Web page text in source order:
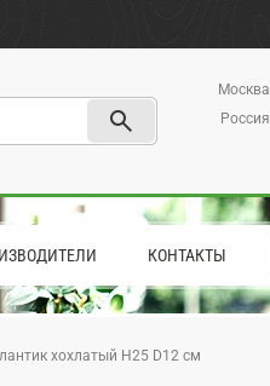
search
Москва
Россия
КОНТАКТЫ
хохлатый H25 D12 см